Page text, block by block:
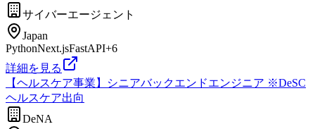
サイバーエージェント
Japan
PythonNext.jsFastAPI+6
詳細を見る
【ヘルスケア事業】シニアバックエンドエンジニア ※DeSC
ヘルスケア出向
DeNA